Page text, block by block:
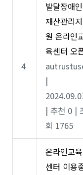
4
발달장애인
재산관리지
원 온라인
육센터 오
|
| 추천 0 |
회 1765
온라인교육
센터 이용